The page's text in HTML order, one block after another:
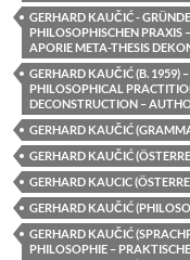
GERHARD KAUČIĆ -
PHILOSOPHISCHEN PRAXIS
APORIE META-THESIS
GERHARD KAUČIĆ (B. 1959)
PHILOSOPHICAL
DECONSTRUCTION –
GERHARD KAUČIĆ
GERHARD KAUČIĆ
GERHARD KAUCIC
GERHARD KAUČIĆ
GERHARD KAUČIĆ
PHILOSOPHIE –